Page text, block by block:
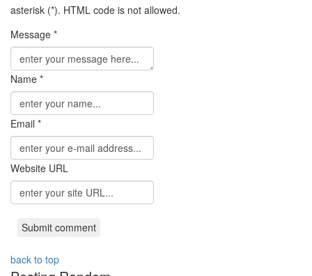
asterisk (*). HTML code is not allowed.
Message *
Name *
Email *
Website URL
back to top